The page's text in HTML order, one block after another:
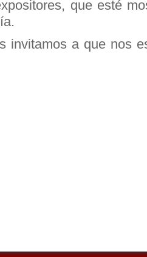
que esté
invitamos a que nos